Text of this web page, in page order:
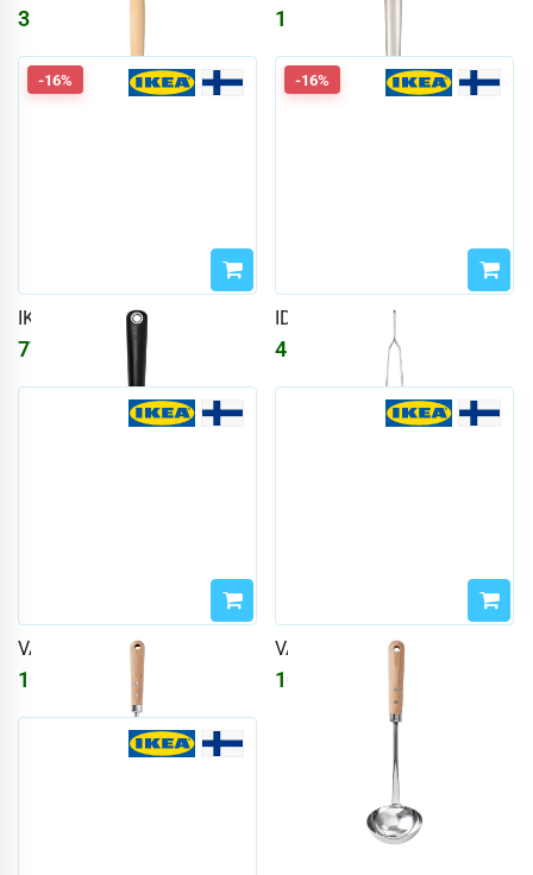
388 1556
-16%
IKEA 365+ HJÄLTE
777
-16%
IDEALISK
465
VARDAGEN
1089
VARDAGEN
1089